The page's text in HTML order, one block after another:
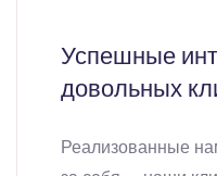
Успешные
довольных
Реализованные